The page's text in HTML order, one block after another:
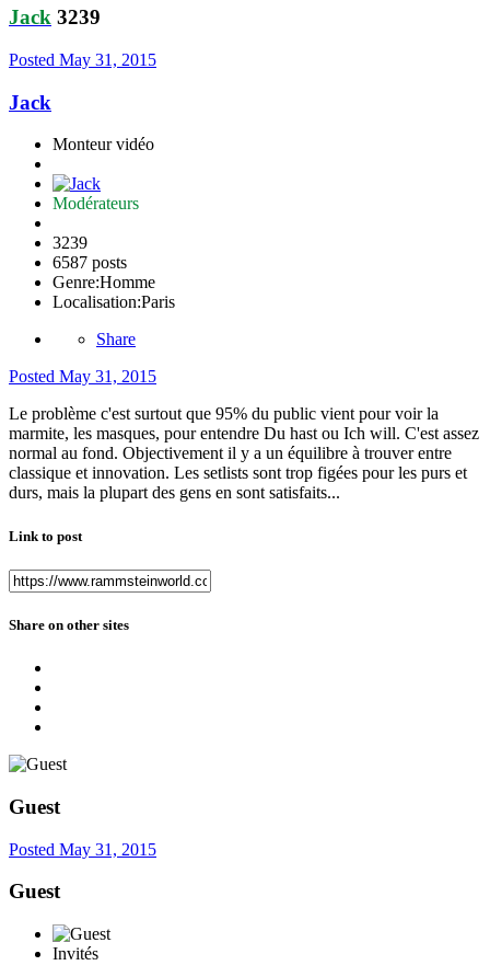
Jack 3239
Posted May 31, 2015
Jack
Monteur vidéo
Modérateurs
3239
6587 posts
Genre:Homme
Localisation:Paris
Share
Posted May 31, 2015
Le problème c'est surtout que 95% du public vient pour voir la
marmite, les masques, pour entendre Du hast ou Ich will. C'est assez
normal au fond. Objectivement il y a un équilibre à trouver entre
classique et innovation. Les setlists sont trop figées pour les purs et
durs, mais la plupart des gens en sont satisfaits...
Link to post
Share on other sites
Guest
Posted May 31, 2015
Guest
Invités